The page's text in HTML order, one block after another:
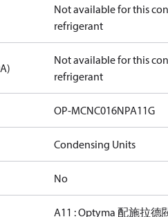
Not available for this
refrigerant
Not available for this
refrigerant
OP-MCNC016NPA11G
Condensing Units
No
A11 : Optyma 配施拉德